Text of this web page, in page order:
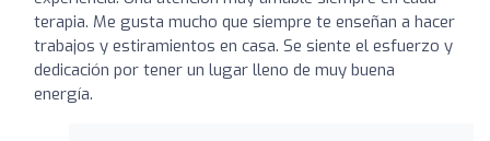
terapia. Me gusta mucho que siempre te enseñan a hacer
trabajos y estiramientos en casa. Se siente el esfuerzo y
dedicación por tener un lugar lleno de muy buena
energía.